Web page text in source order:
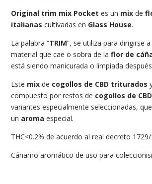
Original trim mix Pocket es un mix de
italianas cultivadas en Glass House.
La palabra “TRIM”, se utiliza para dirigirse
material que cae o sobra de laflor de
está siendo manicurada o limpiada
Este mix de cogollos de CBD triturados
compuesto por restos de cogollos de
variantes especialmente seleccionadas,
un aroma especial.
THC<0.2% de acuerdo al real decreto
Cáñamo aromático de uso para